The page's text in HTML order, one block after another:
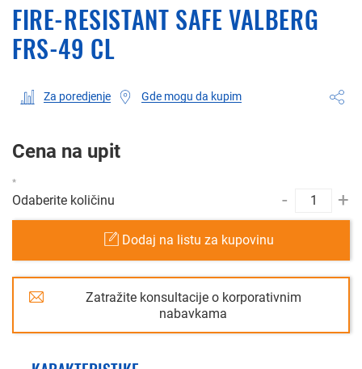
FIRE-RESISTANT SAFE VALBERG
FRS-49 CL
Za poredjenje Gde mogu da kupim
Cena na upit
Odaberite količinu - +
Dodaj na listu za kupovinu
Zatražite konsultacije o korporativnim
nabavkama